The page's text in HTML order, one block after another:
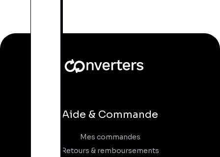
Aide & Commande
Mes commandes
Retours & remboursements